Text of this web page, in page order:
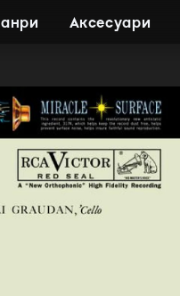
Аксесуари